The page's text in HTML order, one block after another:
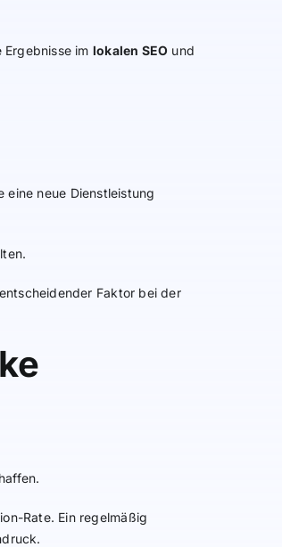
im lokalen SEO und
eine neue Dienstleistung
Faktor bei der
Rate. Ein regelmäßig